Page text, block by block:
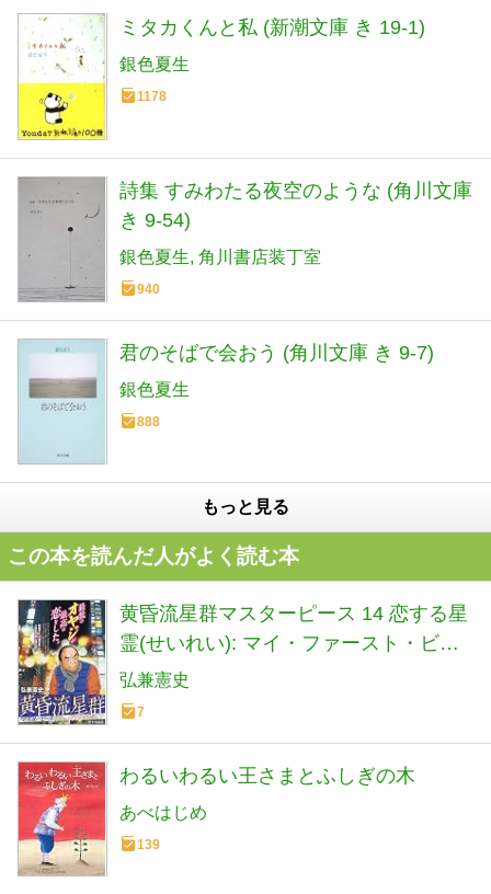
ミタカくんと私 (新潮文庫 き 19-1)
銀色夏生
1178
詩集 すみわたる夜空のような (角川文庫
き 9-54)
銀色夏生 角川書店装丁室
940
君のそばで会おう (角川文庫 き 9-7)
銀色夏生
888
もっと見る
この本を読んだ人がよく読む本
黄昏流星群マスターピース 14 恋する星
霊(せいれい): マイ・ファースト・ビッ
グ (My First BIG)
弘兼憲史
7
わるいわるい王さまとふしぎの木
あべはじめ
139